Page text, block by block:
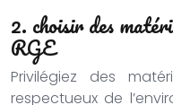
2. choisir des
RGE
Privilégiez des
respectueux de